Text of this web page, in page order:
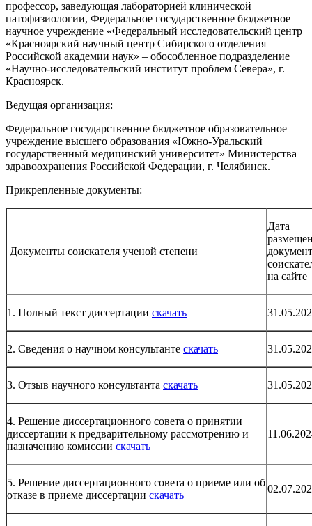
профессор, заведующая лабораторией клинической
патофизиологии, Федеральное государственное бюджетное
научное учреждение «Федеральный исследовательский центр
«Красноярский научный центр Сибирского отделения
Российской академии наук» – обособленное подразделение
«Научно-исследовательский институт проблем Севера», г.
Красноярск.
Ведущая организация:
Федеральное государственное бюджетное образовательное
учреждение высшего образования «Южно-Уральский
государственный медицинский университет» Министерства
здравоохранения Российской Федерации, г. Челябинск.
Прикрепленные документы:
Документы соискателя ученой степени
Дата
на сайте
1. Полный текст диссертации скачать
2. Сведения о научном консультанте скачать
3. Отзыв научного консультанта скачать
4. Решение диссертационного совета о принятии
диссертации к предварительному рассмотрению и
назначению комиссии скачать
5. Решение диссертационного совета о приеме или об
отказе в приеме диссертации скачать